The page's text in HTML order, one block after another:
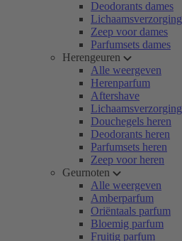
Deodorants dames
Lichaamsverzorging
Zeep voor dames
Parfumsets dames
Herengeuren
Alle weergeven
Herenparfum
Aftershave
Lichaamsverzorging
Douchegels heren
Deodorants heren
Parfumsets heren
Zeep voor heren
Geurnoten
Alle weergeven
Amberparfum
Oriëntaals parfum
Bloemig parfum
Fruitig parfum